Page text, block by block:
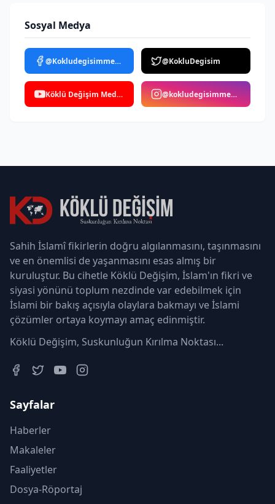
Sosyal Medya
@Kokludegisimmedya @KokluDegisim
Köklü Değişim Medya @kokludegisimmedya
Sahih İslamî fikirlerin doğru algılanmasını, taşınmasını
ve en önemlisi de yaşanmasını esas almış bir
kuruluştur. Bu cihetle Köklü Değişim, İslam'ın fikri ve
siyasi yönünü toplum nezdinde var edebilmek için
İslami bir bakış açısıyla olaylara bakmayı ve İslami
çözümler ortaya koymayı amaç edinmiştir.
Köklü Değişim, Suskunluğun Kırılma Noktası...
Sayfalar
Haberler
Makaleler
Faaliyetler
Dosya-Röportaj